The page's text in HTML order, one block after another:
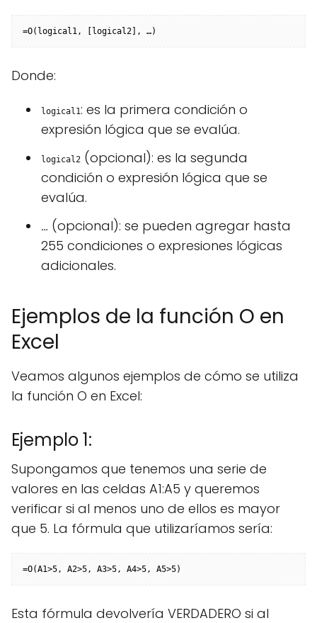
=O(logical1, [logical2], …)
Donde:
logical1: es la primera condición o
expresión lógica que se evalúa.
logical2 (opcional): es la segunda
condición o expresión lógica que se
evalúa.
… (opcional): se pueden agregar hasta
255 condiciones o expresiones lógicas
adicionales.
Ejemplos de la función O en
Excel
Veamos algunos ejemplos de cómo se utiliza
la función O en Excel:
Ejemplo 1:
Supongamos que tenemos una serie de
valores en las celdas A1:A5 y queremos
verificar si al menos uno de ellos es mayor
que 5. La fórmula que utilizaríamos sería:
=O(A1>5, A2>5, A3>5, A4>5, A5>5)
Esta fórmula devolvería VERDADERO si al